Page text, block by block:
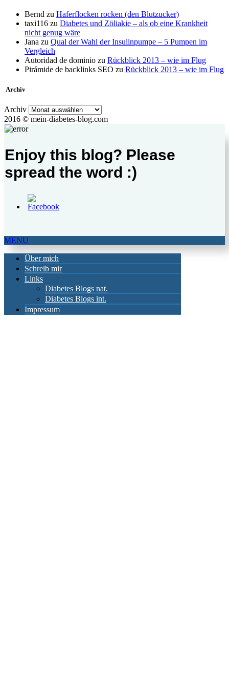
Bernd zu Haferflocken rocken (den Blutzucker)
taxi116 zu Diabetes und Zöliakie – als ob eine Krankheit
nicht genug wäre
Jana zu Qual der Wahl der Insulinpumpe – 5 Pumpen im
Vergleich
Autoridad de dominio zu Rückblick 2013 – wie im Flug
Pirámide de backlinks SEO zu Rückblick 2013 – wie im Flug
Archiv
Archiv
2016 © mein-diabetes-blog.com
Enjoy this blog? Please
spread the word :)
MENU
Über mich
Schreib mir
Links
Diabetes Blogs nat.
Diabetes Blogs int.
Impressum